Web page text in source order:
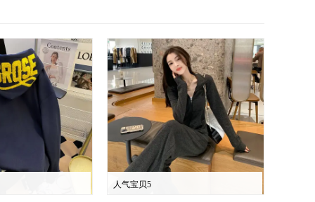
人气宝贝5